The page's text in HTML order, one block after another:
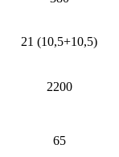
21 (10,5+10,5)
2200
65